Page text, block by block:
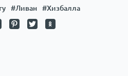
#Ливан
#Хизбалла